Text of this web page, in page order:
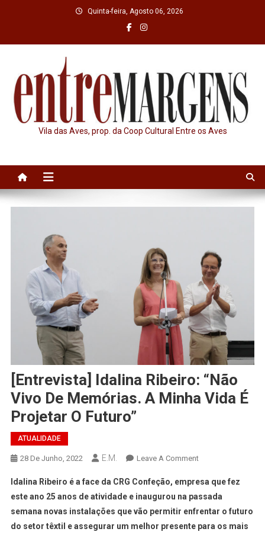
Quinta-feira, Agosto 06, 2026
Vila das Aves, prop. da Coop Cultural Entre os Aves
[Entrevista] Idalina Ribeiro: “Não
Vivo De Memórias. A Minha Vida É
Projetar O Futuro”
ATUALIDADE
28 De Junho, 2022 E.M. Leave A CommentOn
Idalina
Ribeiro:
“Não
Vivo
Idalina Ribeiro é a face da CRG Confeção, empresa que fez
este ano 25 anos de atividade e inaugurou na passada
semana novas instalações que vão permitir enfrentar o futuro
do setor têxtil e assegurar um melhor presente para os mais